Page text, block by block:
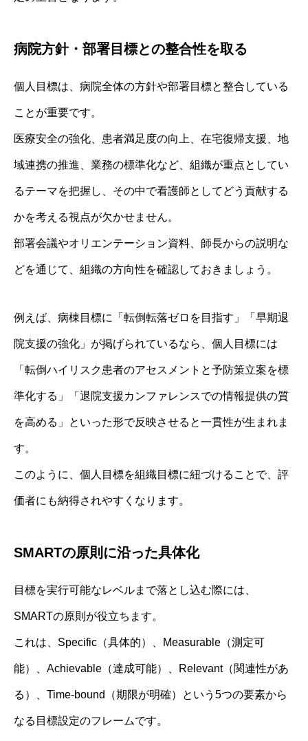
病院方針・部署目標との整合性を取る
個人目標は、病院全体の方針や部署目標と整合している
ことが重要です。
医療安全の強化、患者満足度の向上、在宅復帰支援、地
域連携の推進、業務の標準化など、組織が重点としてい
るテーマを把握し、その中で看護師としてどう貢献する
かを考える視点が欠かせません。
部署会議やオリエンテーション資料、師長からの説明な
どを通じて、組織の方向性を確認しておきましょう。
例えば、病棟目標に「転倒転落ゼロを目指す」「早期退
院支援の強化」が掲げられているなら、個人目標には
「転倒ハイリスク患者のアセスメントと予防策立案を標
準化する」「退院支援カンファレンスでの情報提供の質
を高める」といった形で反映させると一貫性が生まれま
す。
このように、個人目標を組織目標に紐づけることで、評
価者にも納得されやすくなります。
SMARTの原則に沿った具体化
目標を実行可能なレベルまで落とし込む際には、
SMARTの原則が役立ちます。
これは、Specific（具体的）、Measurable（測定可
能）、Achievable（達成可能）、Relevant（関連性があ
る）、Time-bound（期限が明確）という5つの要素から
なる目標設定のフレームです。